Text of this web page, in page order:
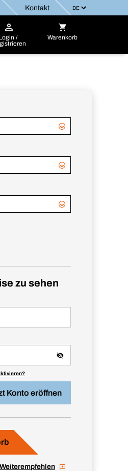
Kontakt
Login /
Warenkorb
zu sehen
Konto eröffnen
Weiterempfehlen